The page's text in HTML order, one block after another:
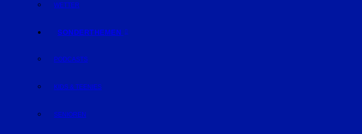
WETTER
SONDERTHEMEN
PODCASTS
KIDS & TEENIES
SENIOREN